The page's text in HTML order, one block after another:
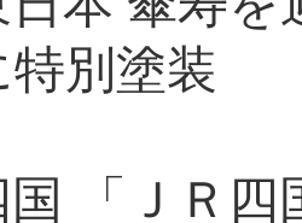
別塗装
「ＪＲ